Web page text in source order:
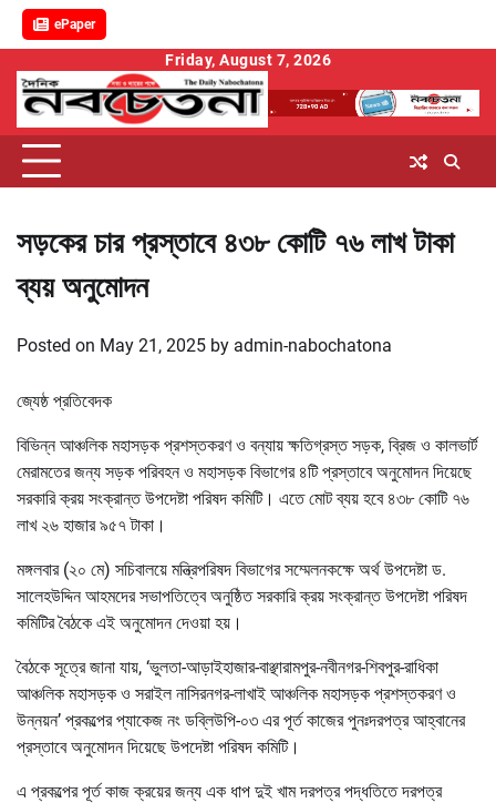
ePaper
content
Friday, August 7, 2026
সড়কের চার প্রস্তাবে ৪৩৮ কোটি ৭৬ লাখ টাকা
ব্যয় অনুমোদন
Posted on May 21, 2025 by admin-nabochatona
জ্যেষ্ঠ প্রতিবেদক
বিভিন্ন আঞ্চলিক মহাসড়ক প্রশস্তকরণ ও বন্যায় ক্ষতিগ্রস্ত সড়ক, ব্রিজ ও কালভার্ট
মেরামতের জন্য সড়ক পরিবহন ও মহাসড়ক বিভাগের ৪টি প্রস্তাবে অনুমোদন দিয়েছে
সরকারি ক্রয় সংক্রান্ত উপদেষ্টা পরিষদ কমিটি। এতে মোট ব্যয় হবে ৪৩৮ কোটি ৭৬
লাখ ২৬ হাজার ৯৫৭ টাকা।
মঙ্গলবার (২০ মে) সচিবালয়ে মন্ত্রিপরিষদ বিভাগের সম্মেলনকক্ষে অর্থ উপদেষ্টা ড.
সালেহউদ্দিন আহমদের সভাপতিত্বে অনুষ্ঠিত সরকারি ক্রয় সংক্রান্ত উপদেষ্টা পরিষদ
কমিটির বৈঠকে এই অনুমোদন দেওয়া হয়।
বৈঠকে সূত্রে জানা যায়, ‘ভুলতা-আড়াইহাজার-বাঞ্ছারামপুর-নবীনগর-শিবপুর-রাধিকা
আঞ্চলিক মহাসড়ক ও সরাইল নাসিরনগর-লাখাই আঞ্চলিক মহাসড়ক প্রশস্তকরণ ও
উন্নয়ন’ প্রকল্পের প্যাকেজ নং ডব্লিউপি-০৩ এর পূর্ত কাজের পুনঃদরপত্র আহ্বানের
প্রস্তাবে অনুমোদন দিয়েছে উপদেষ্টা পরিষদ কমিটি।
এ প্রকল্পের পূর্ত কাজ ক্রয়ের জন্য এক ধাপ দুই খাম দরপত্র পদ্ধতিতে দরপত্র